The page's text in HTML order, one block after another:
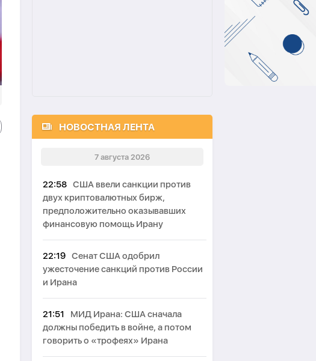
НОВОСТНАЯ ЛЕНТА
7 августа 2026
22:58 США ввели санкции против
двух криптовалютных бирж,
предположительно оказывавших
финансовую помощь Ирану
22:19 Сенат США одобрил
ужесточение санкций против России
и Ирана
21:51
МИД Ирана: США сначала
должны победить в войне, а потом
говорить о «трофеях» Ирана